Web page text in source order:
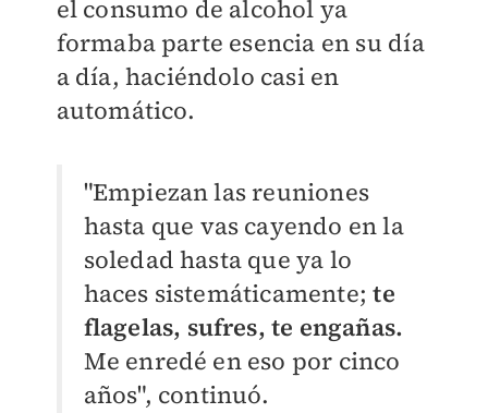
el consumo de alcohol ya
formaba parte esencia en su día
a día, haciéndolo casi en
automático.
"Empiezan las reuniones
hasta que vas cayendo en la
soledad hasta que ya lo
haces sistemáticamente; te
flagelas, sufres, te engañas.
Me enredé en eso por cinco
años", continuó.